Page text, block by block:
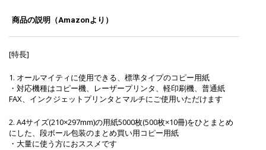
商品の説明（Amazonより）
[特長]
1. オールマイティに使用できる、標準タイプのコピー用紙
・対応機種はコピー機、レーザープリンタ、軽印刷機、普通紙
FAX、インクジェットプリンタとマルチにご使用いただけます
2. A4サイズ(210×297mm)の用紙5000枚(500枚×10冊)をひとまとめ
にした、段ボール包装のまとめ買い用コピー用紙
・大量に使う方におススメです